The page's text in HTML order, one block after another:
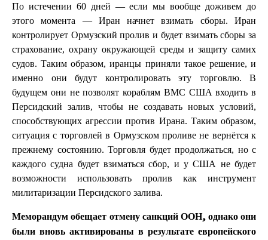
По истечении 60 дней — если мы вообще доживем до
этого момента — Иран начнет взимать сборы. Иран
контролирует Ормузский пролив и будет взимать сборы за
страхование, охрану окружающей среды и защиту самих
судов. Таким образом, иранцы приняли такое решение, и
именно они будут контролировать эту торговлю. В
будущем они не позволят кораблям ВМС США входить в
Персидский залив, чтобы не создавать новых условий,
способствующих агрессии против Ирана. Таким образом,
ситуация с торговлей в Ормузском проливе не вернётся к
прежнему состоянию. Торговля будет продолжаться, но с
каждого судна будет взиматься сбор, и у США не будет
возможности использовать пролив как инструмент
милитаризации Персидского залива.
Меморандум обещает отмену санкций ООН, однако они
были вновь активированы в результате европейского